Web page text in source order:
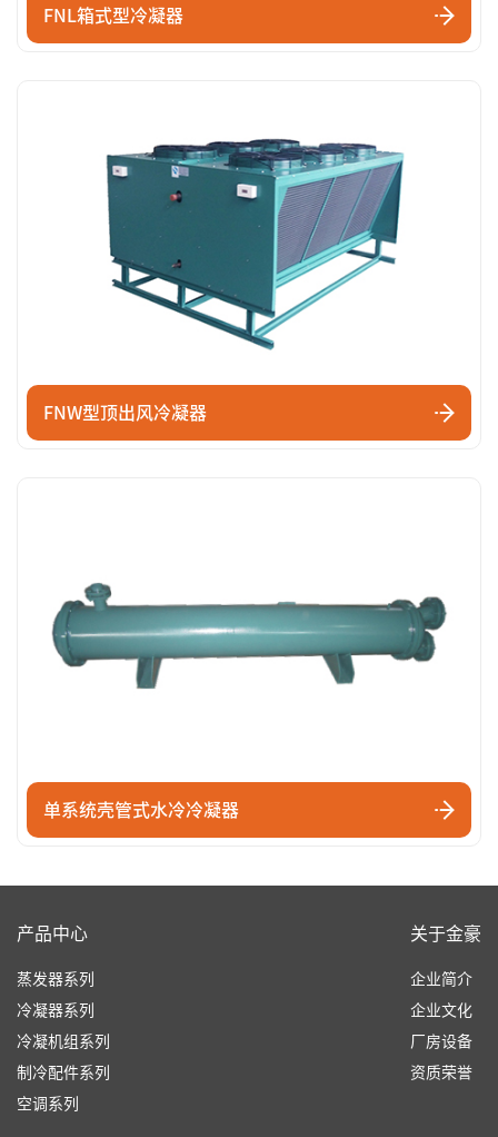
FNL箱式型冷凝器
FNW型顶出风冷凝器
单系统壳管式水冷冷凝器
产品中心
蒸发器系列
冷凝器系列
冷凝机组系列
制冷配件系列
空调系列
关于金豪
企业简介
企业文化
厂房设备
资质荣誉